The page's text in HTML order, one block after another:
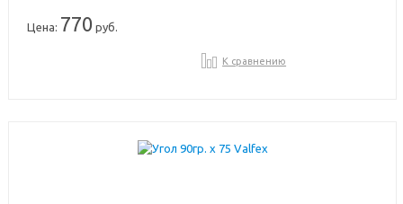
Цена: 770 руб.
К сравнению